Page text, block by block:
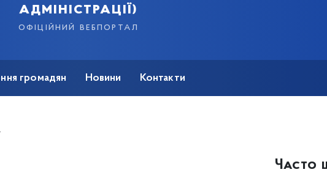
адміністрації)
офіційний вебпортал
громадян Новини Контакти
Часто